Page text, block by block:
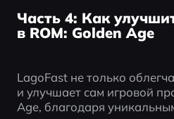
Часть 4: Как
в ROM: Golden Age
LagoFast не только
и улучшает сам игровой
Age, благодаря